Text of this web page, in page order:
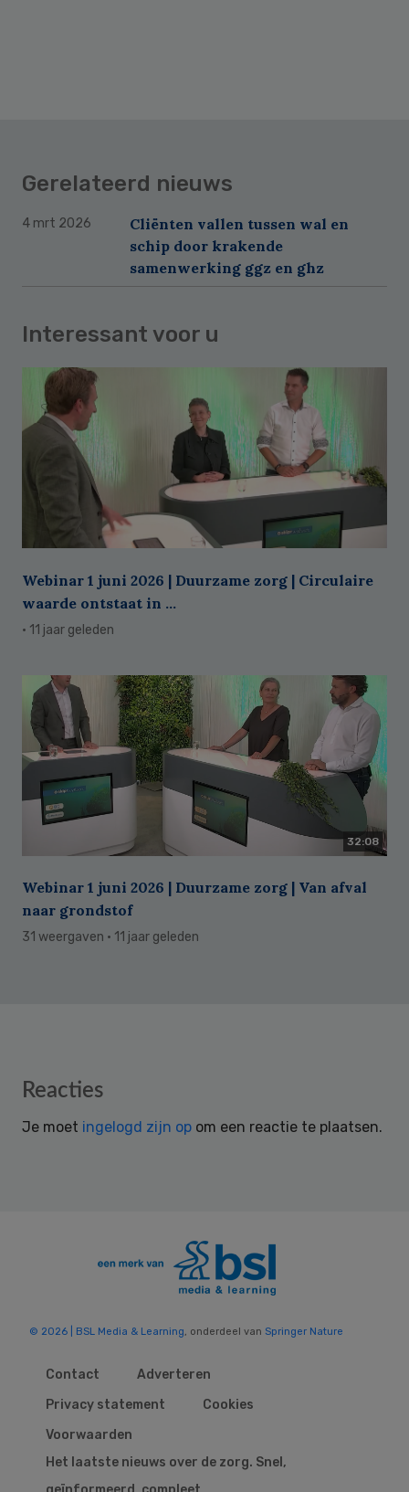
Gerelateerd nieuws
4 mrt 2026
Cliënten vallen tussen wal en
schip door krakende
samenwerking ggz en ghz
Interessant voor u
Webinar 1 juni 2026 | Duurzame zorg | Circulaire
waarde ontstaat in ...
· 11 jaar geleden
32:08
Webinar 1 juni 2026 | Duurzame zorg | Van afval
naar grondstof
31 weergaven · 11 jaar geleden
Reader
Reacties
Je moet ingelogd zijn op om een reactie te plaatsen.
© 2026 | BSL Media & Learning, onderdeel van Springer Nature
Contact
Adverteren
Privacy statement
Cookies
Voorwaarden
Het laatste nieuws over de zorg. Snel,